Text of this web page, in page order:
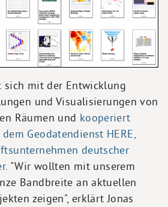
sich mit der Entwicklung
und Visualisierungen von
Räumen und kooperiert
Geodatendienst HERE,
deutscher
. "Wir wollten mit unserem
Bandbreite an aktuellen
zeigen", erklärt Jonas